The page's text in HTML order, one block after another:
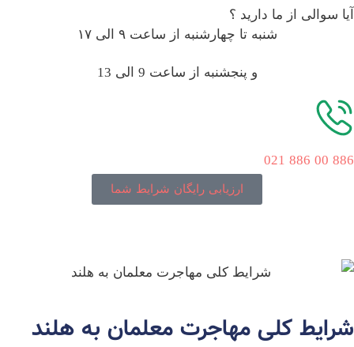
سوالی از ما دارید ؟
شنبه تا چهارشنبه از ساعت ۹ الی ۱۷
و پنجشنبه از ساعت 9 الی 13
886 00
ارزیابی رایگان شرایط شما
کلی مهاجرت معلمان به هلند